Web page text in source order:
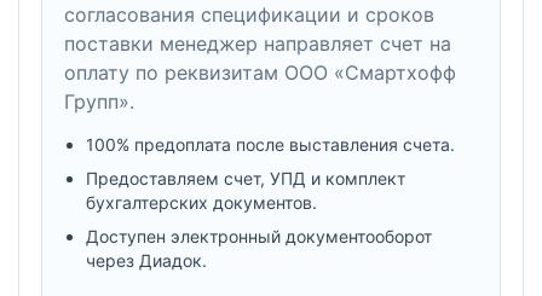
согласования спецификации и сроков
поставки менеджер направляет счет на
оплату по реквизитам ООО «Смартхофф
Групп».
100% предоплата после выставления счета.
Предоставляем счет, УПД и комплект
бухгалтерских документов.
Доступен электронный документооборот
через Диадок.